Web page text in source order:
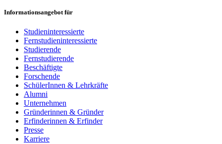
Informationsangebot für
Studieninteressierte
Fernstudieninteressierte
Studierende
Fernstudierende
Beschäftigte
Forschende
SchülerInnen & Lehrkräfte
Alumni
Unternehmen
Gründerinnen & Gründer
Erfinderinnen & Erfinder
Presse
Karriere